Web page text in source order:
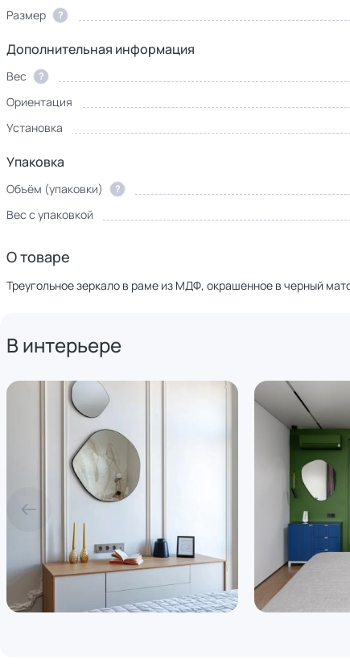
Размер
?
Дополнительная информация
Вес ?
Ориентация
Установка
Упаковка
Объём (упаковки) ?
Вес с упаковкой
О товаре
Треугольное зеркало в раме из МДФ, окрашенное в черный
В интерьере